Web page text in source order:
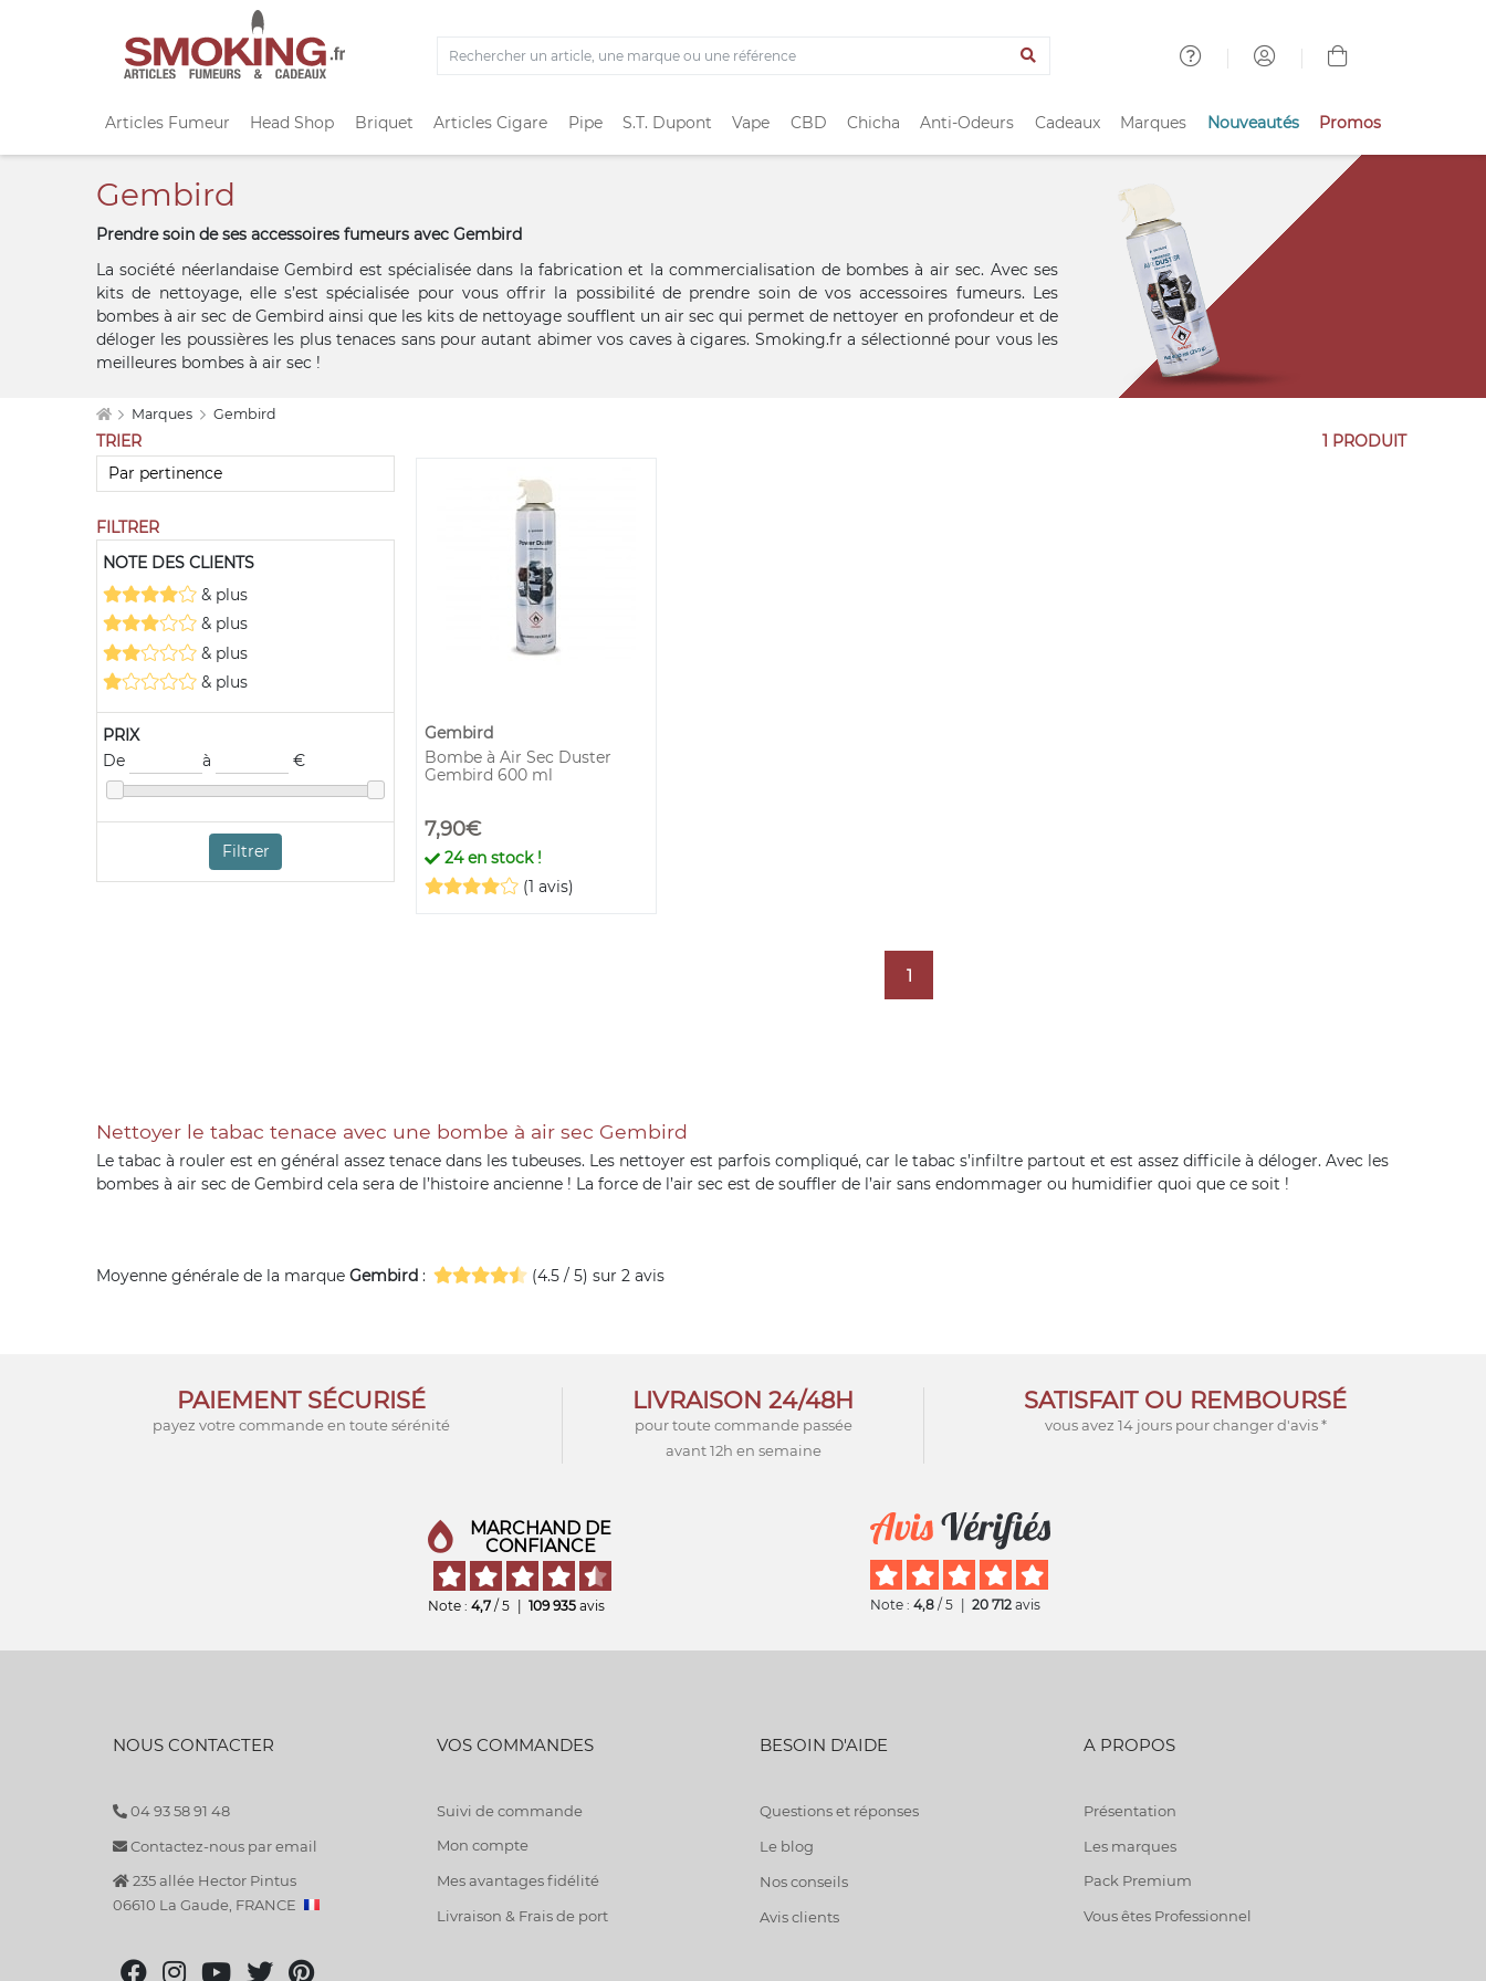
Articles Fumeur Head Shop Briquet Articles Cigare Pipe S.T. Dupont Vape CBD Chicha Anti-Odeurs Cadeaux Marques Nouveautés Promos
Gembird
Prendre soin de ses accessoires fumeurs avec Gembird
La société néerlandaise Gembird est spécialisée dans la fabrication et la commercialisation de bombes à air sec. Avec ses
kits de nettoyage, elle s’est spécialisée pour vous offrir la possibilité de prendre soin de vos accessoires fumeurs. Les
bombes à air sec de Gembird ainsi que les kits de nettoyage soufflent un air sec qui permet de nettoyer en profondeur et de
déloger les poussières les plus tenaces sans pour autant abimer vos caves à cigares. Smoking.fr a sélectionné pour vous les
meilleures bombes à air sec !
Marques Gembird
TRIER
FILTRER
NOTE DES CLIENTS
& plus
& plus
& plus
& plus
PRIX
De
à €
Filtrer
1 PRODUIT
Gembird
Bombe à Air Sec Duster
Gembird 600 ml
7,90€
24en stock !
(1 avis)
1
Nettoyer le tabac tenace avec une bombe à air sec Gembird
Le tabac à rouler est en général assez tenace dans les tubeuses. Les nettoyer est parfois compliqué, car le tabac s’infiltre partout et est assez difficile à déloger. Avec les
bombes à air sec de Gembird cela sera de l’histoire ancienne ! La force de l’air sec est de souffler de l’air sans endommager ou humidifier quoi que ce soit !
Moyenne générale de la marque Gembird : (4.5 / 5) sur 2 avis
PAIEMENT SÉCURISÉ
payez votre commande en toute sérénité
LIVRAISON 24/48H
pour toute commande passée
avant 12h en semaine
SATISFAIT OU REMBOURSÉ
vous avez 14 jours pour changer d'avis *
MARCHAND DE
CONFIANCE
Note : 4,7 / 5 109 935 avis Note : 4,8 / 5 20 712 avis
NOUS CONTACTER
04 93 58 91 48
Contactez-nous par email
235 allée Hector Pintus
06610 La Gaude, FRANCE
VOS COMMANDES
Suivi de commande
Mon compte
Mes avantages fidélité
Livraison & Frais de port
BESOIN D'AIDE
Questions et réponses
Le blog
Nos conseils
Avis clients
A PROPOS
Présentation
Les marques
Pack Premium
Vous êtes Professionnel